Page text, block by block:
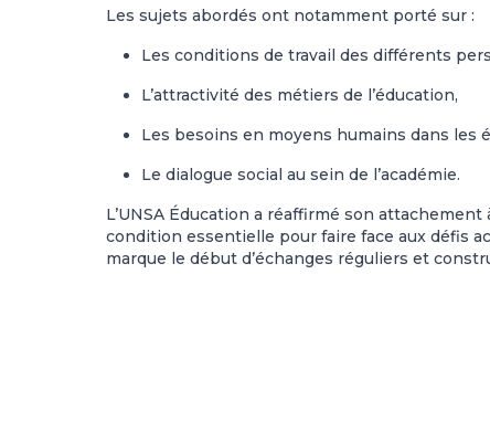
Les sujets abordés ont notamment porté sur :
Les conditions de travail des différents
L’attractivité des métiers de l’éducation,
Les besoins en moyens humains dans les
Le dialogue social au sein de l’académie.
L’UNSA Éducation a réaffirmé son
condition essentielle pour faire face aux défis
marque le début d’échanges réguliers et